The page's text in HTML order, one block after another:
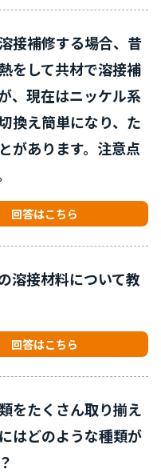
接補修する場合、昔
をして共材で溶接補
、現在はニッケル系
換え簡単になり、た
があります。注意点
回答はこちら
溶接材料について教
回答はこちら
をたくさん取り揃え
はどのような種類が